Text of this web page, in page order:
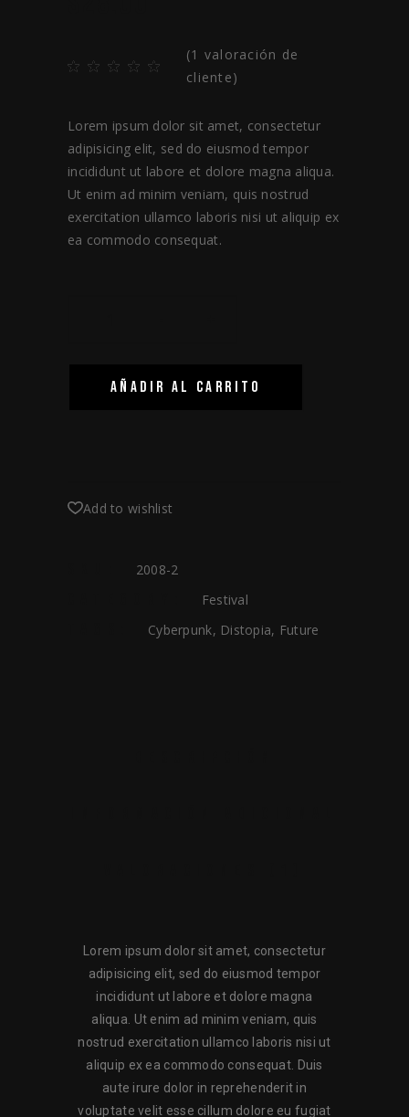
(1 valoración de
cliente)
Lorem ipsum dolor sit amet, consectetur
adipisicing elit, sed do eiusmod tempor
incididunt ut labore et dolore magna aliqua.
Ut enim ad minim veniam, quis nostrud
exercitation ullamco laboris nisi ut aliquip ex
ea commodo consequat.
AÑADIR AL CARRITO
Add to wishlist
2008-2
Festival
Cyberpunk, Distopia, Future
Lorem ipsum dolor sit amet, consectetur
adipisicing elit, sed do eiusmod tempor
incididunt ut labore et dolore magna
aliqua. Ut enim ad minim veniam, quis
nostrud exercitation ullamco laboris nisi ut
aliquip ex ea commodo consequat. Duis
aute irure dolor in reprehenderit in
voluptate velit esse cillum dolore eu fugiat